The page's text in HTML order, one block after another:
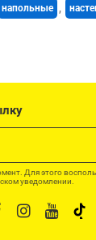
напольные ,
Для этого
уведомлении.